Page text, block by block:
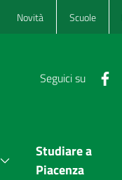
Novità Scuole
Seguici su
Studiare a
Piacenza